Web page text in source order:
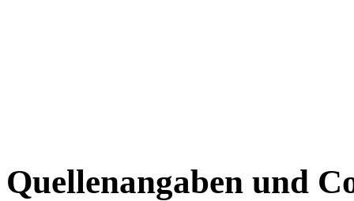
Quellenangaben und